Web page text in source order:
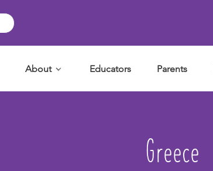
Educators Parents
About
Greece